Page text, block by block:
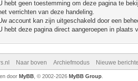
hebt geen toestemming om deze pagina te
verrichten van deze handeling.
account kan zijn uitgeschakeld door een
hebt deze pagina direct aangeroepen in plaats
Naar boven Archiefmodus Nieuwe
door MyBB, © 2002-2026 MyBB Group.